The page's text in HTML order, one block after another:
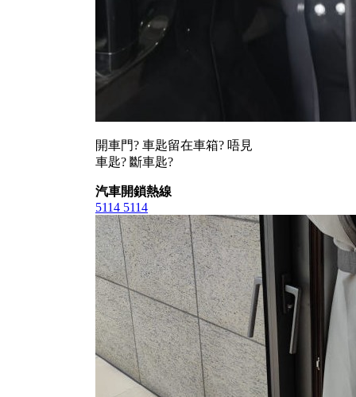
開車門? 車匙留在車箱? 唔見
車匙? 斷車匙?
汽車開鎖熱線
5114 5114